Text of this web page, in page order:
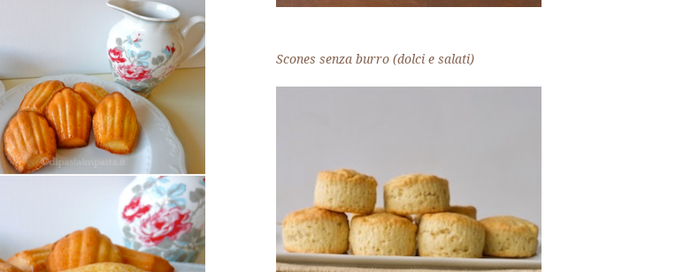
Scones senza burro (dolci e salati)